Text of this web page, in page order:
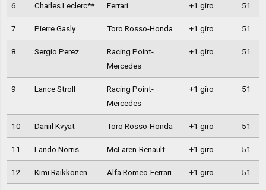
6 Charles Leclerc** Ferrari +1 giro 51
7 Pierre Gasly Toro Rosso-Honda +1 giro 51
8 Sergio Perez
Racing Point-
Mercedes
+1 giro 51
9 Lance Stroll
Racing Point-
Mercedes
+1 giro 51
10 Daniil Kvyat Toro Rosso-Honda +1 giro 51
11 Lando Norris McLaren-Renault +1 giro 51
12 Kimi Räikkönen Alfa Romeo-Ferrari +1 giro 51